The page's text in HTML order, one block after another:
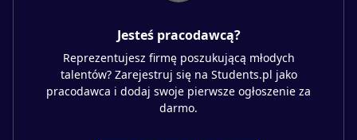
Jesteś pracodawcą?
Reprezentujesz firmę poszukującą młodych
talentów? Zarejestruj się na Students.pl jako
pracodawca i dodaj swoje pierwsze ogłoszenie za
darmo.